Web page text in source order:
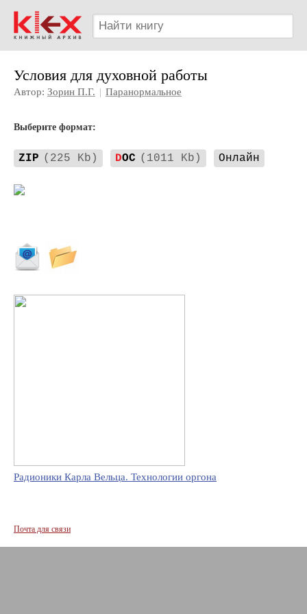
Условия для духовной работы
Автор: Зорин П.Г. | Паранормальное
Выберите формат:
ZIP (225 Kb) DOC (1011 Kb) Онлайн
Радионики Карла Вельца. Технологии оргона
Почта для связи